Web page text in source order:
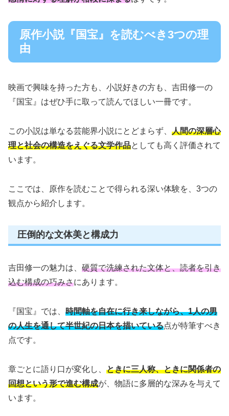
原作小説『国宝』を読むべき3つの理
由
映画で興味を持った方も、小説好きの方も、吉田修一の
『国宝』はぜひ手に取って読んでほしい一冊です。
この小説は単なる芸能界小説にとどまらず、 人間の深層心
理と社会の構造をえぐる文学作品としても高く評価されて
います。
ここでは、原作を読むことで得られる深い体験を、3つの
観点から紹介します。
圧倒的な文体美と構成力
吉田修一の魅力は、 硬質で洗練された文体と、読者を引き
込む構成の巧みさにあります。
『国宝』では、 時間軸を自在に行き来しながら、1人の男
の人生を通して半世紀の日本を描いている点が特筆すべき
点です。
章ごとに語り口が変化し、 ときに三人称、ときに関係者の
回想という形で進む構成が、物語に多層的な深みを与えて
います。